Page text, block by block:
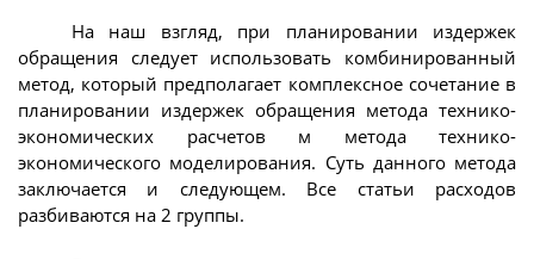
На наш взгляд, при планировании издержек
обращения следует использовать комбинированный
метод, который предполагает комплексное сочетание в
планировании издержек обращения метода технико-
экономических расчетов м метода технико-
экономического моделирования. Суть данного метода
заключается и следующем. Все статьи расходов
разбиваются на 2 группы.